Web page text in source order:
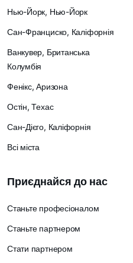
Нью-Йорк, Нью-Йорк
Сан-Франциско, Каліфорнія
Ванкувер, Британська
Колумбія
Фенікс, Аризона
Остін, Техас
Сан-Дієго, Каліфорнія
Всі міста
Приєднайся до нас
Станьте професіоналом
Станьте партнером
Стати партнером